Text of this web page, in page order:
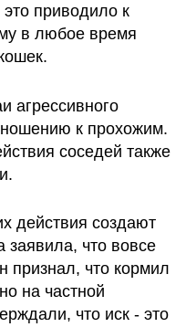
приводило к
в любое время
агрессивного
к прохожим.
соседей также
действия создают
что вовсе
признал, что кормил
на частной
что иск - это